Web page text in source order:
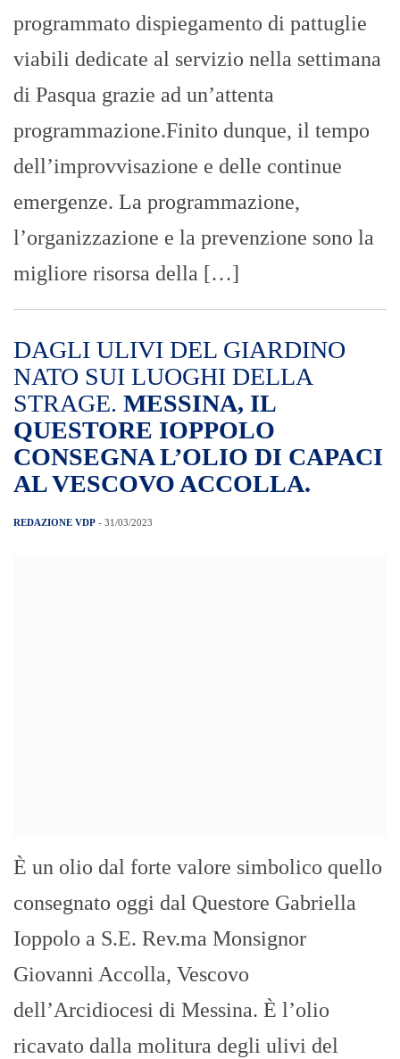
programmato dispiegamento di pattuglie
viabili dedicate al servizio nella settimana
di Pasqua grazie ad un’attenta
programmazione.Finito dunque, il tempo
dell’improvvisazione e delle continue
emergenze. La programmazione,
l’organizzazione e la prevenzione sono la
migliore risorsa della […]
DAGLI ULIVI DEL GIARDINO
NATO SUI LUOGHI DELLA
STRAGE. MESSINA, IL
QUESTORE IOPPOLO
CONSEGNA L’OLIO DI CAPACI
AL VESCOVO ACCOLLA.
REDAZIONE VDP - 31/03/2023
È un olio dal forte valore simbolico quello
consegnato oggi dal Questore Gabriella
Ioppolo a S.E. Rev.ma Monsignor
Giovanni Accolla, Vescovo
dell’Arcidiocesi di Messina. È l’olio
ricavato dalla molitura degli ulivi del